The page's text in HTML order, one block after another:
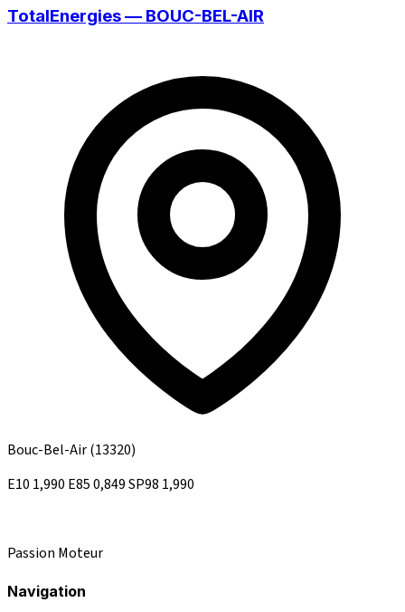
TotalEnergies — BOUC-BEL-AIR
Bouc-Bel-Air(13320)
E10 1,990 E850,849SP98 1,990
Passion Moteur
Navigation